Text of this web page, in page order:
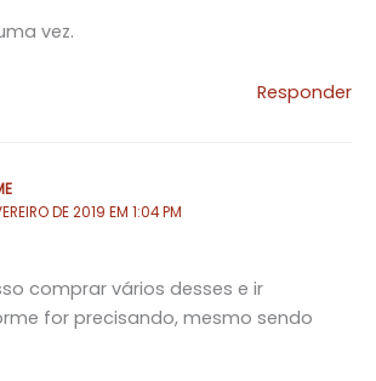
vez.
Responder
DE 2019 EM 1:04 PM
comprar vários desses e ir
for precisando, mesmo sendo